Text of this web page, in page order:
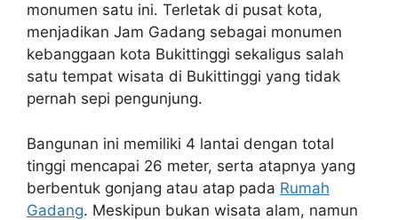
monumen satu ini. Terletak di pusat kota,
menjadikan Jam Gadang sebagai monumen
kebanggaan kota Bukittinggi sekaligus salah
satu tempat wisata di Bukittinggi yang tidak
pernah sepi pengunjung.
Bangunan ini memiliki 4 lantai dengan total
tinggi mencapai 26 meter, serta atapnya yang
berbentuk gonjang atau atap pada Rumah
Gadang. Meskipun bukan wisata alam, namun